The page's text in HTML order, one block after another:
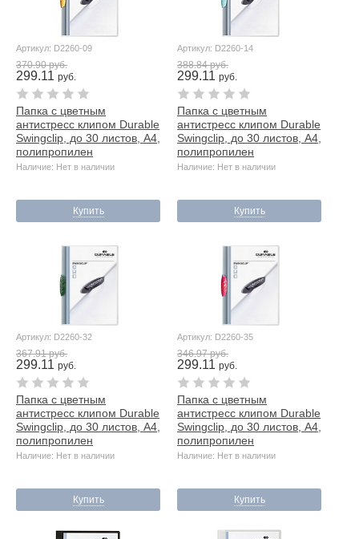
Артикул: D2260-09
370.90 руб.
299.11 руб.
Папка с цветным
антистресс клипом Durable
Swingclip, до 30 листов, А4,
полипропилен
Наличие: Нет в наличии
Купить
Артикул: D2260-14
388.84 руб.
299.11руб.
Папка с цветным
антистресс клипом Durable
Swingclip, до 30 листов, А4,
полипропилен
Наличие: Нет в наличии
Купить
Артикул: D2260-32
367.91 руб.
299.11 руб.
Папка с цветным
антистресс клипом Durable
Swingclip, до 30 листов, А4,
полипропилен
Наличие: Нет в наличии
Купить
Артикул: D2260-35
346.97 руб.
299.11руб.
Папка с цветным
антистресс клипом Durable
Swingclip, до 30 листов, А4,
полипропилен
Наличие: Нет в наличии
Купить